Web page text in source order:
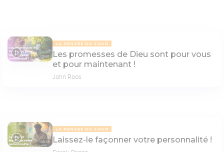
07:07
LA PENSÉE DU JOUR
Les promesses de Dieu sont pour vous
et pour maintenant !
John Roos
08:38
LA PENSÉE DU JOUR
Laissez-le façonner votre personnalité !